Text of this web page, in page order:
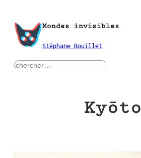
contenu
Mondes invisibles
Stéphane Bouillet
rechercher
Kyōto